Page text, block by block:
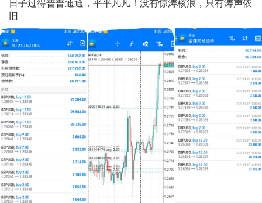
日子过得普普通通，平平凡凡！没有惊涛核浪，只有涛声依
旧